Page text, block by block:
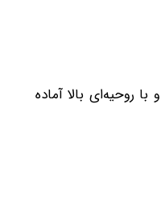
روحیه‌ای بالا آماده